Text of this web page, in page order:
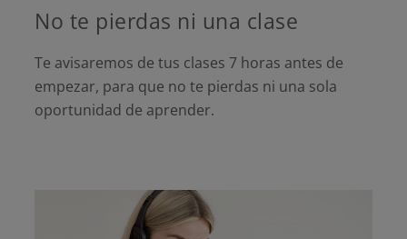
No te pierdas ni una clase
Te avisaremos de tus clases 7 horas antes de
empezar, para que no te pierdas ni una sola
oportunidad de aprender.